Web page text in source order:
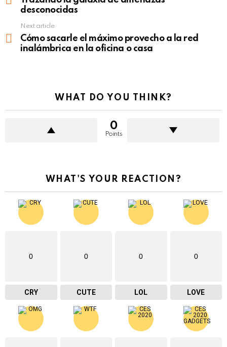
desconocidas
Next article
Cómo sacarle el máximo provecho a la red
inalámbrica en la oficina o casa
WHAT DO YOU THINK?
0
Points
WHAT'S YOUR REACTION?
0
CRY
0
CUTE
0
LOL
0
LOVE